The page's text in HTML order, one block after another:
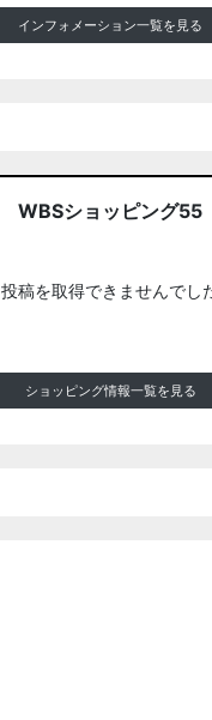
インフォメーション一覧を見る
WBSショッピング55
投稿を取得できませんでし
ショッピング情報一覧を見る